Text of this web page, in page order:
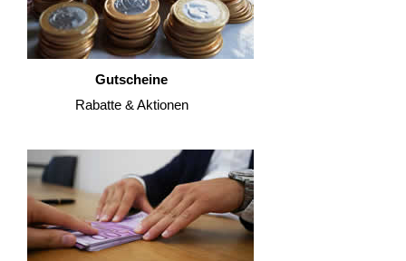
Gutscheine
Rabatte & Aktionen